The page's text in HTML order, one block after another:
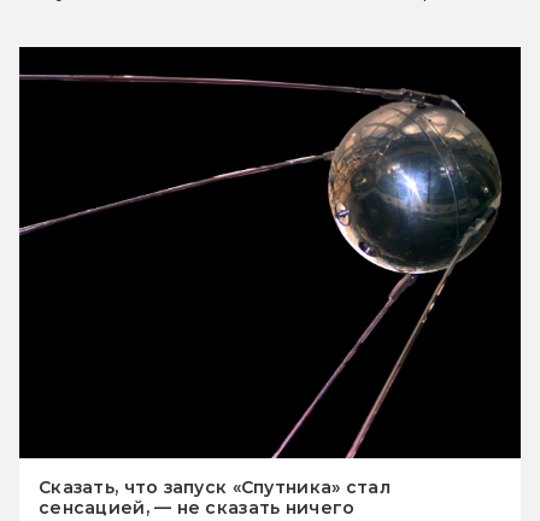
Сказать, что запуск «Спутника» стал
сенсацией, — не сказать ничего